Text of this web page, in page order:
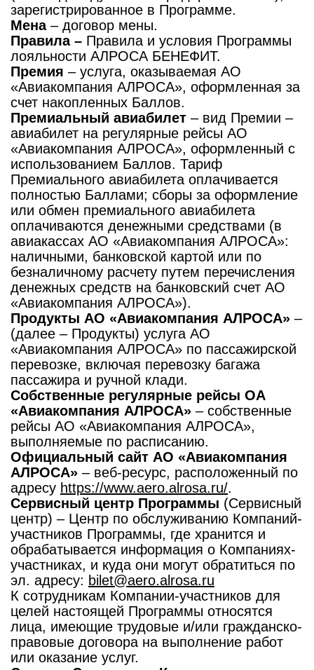
зарегистрированное в Программе.
Мена– договор мены.
Правила – Правила и условия Программы
лояльности АЛРОСА БЕНЕФИТ.
Премия – услуга, оказываемая АО
«Авиакомпания АЛРОСА», оформленная за
счет накопленных Баллов.
Премиальный авиабилет – вид Премии –
авиабилет на регулярные рейсы АО
«Авиакомпания АЛРОСА», оформленный с
использованием Баллов. Тариф
Премиального авиабилета оплачивается
полностью Баллами; сборы за оформление
или обмен премиального авиабилета
оплачиваются денежными средствами (в
авиакассах АО «Авиакомпания АЛРОСА»:
наличными, банковской картой или по
безналичному расчету путем перечисления
денежных средств на банковский счет АО
«Авиакомпания АЛРОСА»).
Продукты АО «Авиакомпания АЛРОСА» –
(далее – Продукты) услуга АО
«Авиакомпания АЛРОСА» по пассажирской
перевозке, включая перевозку багажа
пассажира и ручной клади.
Собственные регулярные рейсы ОА
«Авиакомпания АЛРОСА» – собственные
рейсы АО «Авиакомпания АЛРОСА»,
выполняемые по расписанию.
Официальный сайт АО «Авиакомпания
АЛРОСА» – веб-ресурс, расположенный по
адресу https://www.aero.alrosa.ru/.
Сервисный центр Программы (Сервисный
центр) – Центр по обслуживанию Компаний-
участников Программы, где хранится и
обрабатывается информация о Компаниях-
участниках, и куда они могут обратиться по
эл. адресу: bilet@aero.alrosa.ru
К сотрудникам Компании-участников для
целей настоящей Программы относятся
лица, имеющие трудовые и/или гражданско-
правовые договора на выполнение работ
или оказание услуг.